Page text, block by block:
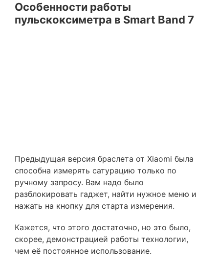
Особенности работы
пульскоксиметра в Smart Band 7
Предыдущая версия браслета от Xiaomi была
способна измерять сатурацию только по
ручному запросу. Вам надо было
разблокировать гаджет, найти нужное меню и
нажать на кнопку для старта измерения.
Кажется, что этого достаточно, но это было,
скорее, демонстрацией работы технологии,
чем её постоянное использование.